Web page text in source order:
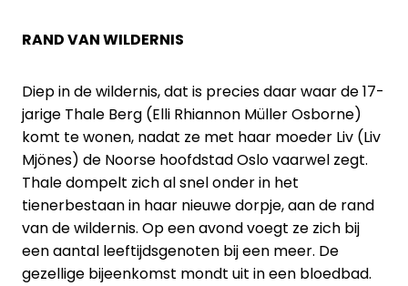
RAND VAN WILDERNIS
Diep in de wildernis, dat is precies daar waar de 17-
jarige Thale Berg (Elli Rhiannon Müller Osborne)
komt te wonen, nadat ze met haar moeder Liv (Liv
Mjönes) de Noorse hoofdstad Oslo vaarwel zegt.
Thale dompelt zich al snel onder in het
tienerbestaan in haar nieuwe dorpje, aan de rand
van de wildernis. Op een avond voegt ze zich bij
een aantal leeftijdsgenoten bij een meer. De
gezellige bijeenkomst mondt uit in een bloedbad.